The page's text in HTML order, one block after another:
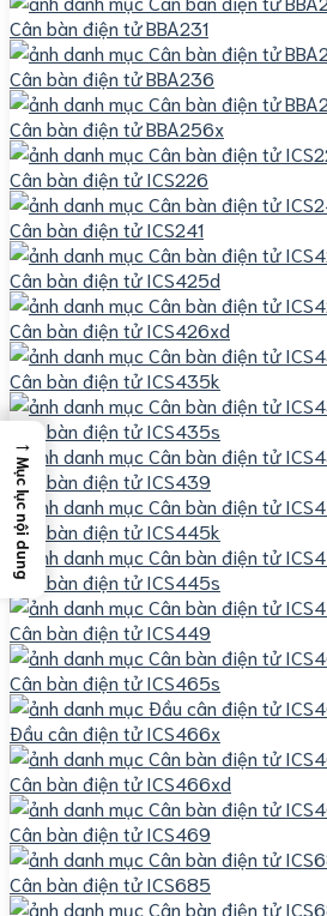
Cân bàn điện tử BBA231
Cân bàn điện tử BBA236
Cân bàn điện tử BBA256x
Cân bàn điện tử ICS226
Cân bàn điện tử ICS241
Cân bàn điện tử ICS425d
Cân bàn điện tử ICS426xd
Cân bàn điện tử ICS435k
Cân bàn điện tử ICS435s
Cân bàn điện tử ICS439
Cân bàn điện tử ICS445k
Cân bàn điện tử ICS445s
Cân bàn điện tử ICS449
Cân bàn điện tử ICS465s
Đầu cân điện tử ICS466x
Cân bàn điện tử ICS466xd
Cân bàn điện tử ICS469
Cân bàn điện tử ICS685
→
Mục lục nội dung